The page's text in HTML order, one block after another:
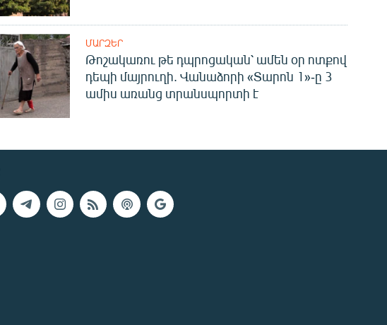
ՄԱՐԶԵՐ
Թոշակառու թե դպրոցական՝ ամեն օր ոտքով
դեպի մայրուղի. Վանաձորի «Տարոն 1»-ը 3
ամիս առանց տրանսպորտի է